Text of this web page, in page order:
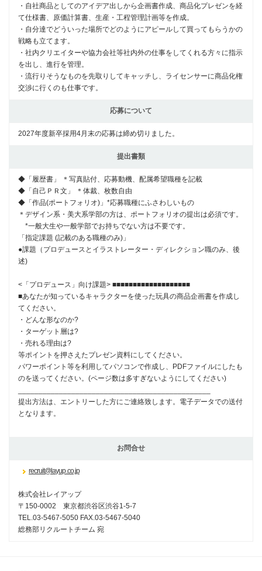
・自社商品としてのアイデア出しから企画書作成、商品化プレゼンを経
て仕様書、原価計算書、生産・工程管理計画等を作成。
・自分達でどういった場所でどのようにアピールして買ってもらうかの
戦略も立てます。
・社内クリエイターや協力会社等社内外の仕事をしてくれる方々に指示
を出し、進行を管理。
・流行りそうなものを先取りしてキャッチし、ライセンサーに商品化権
交渉に行くのも仕事です。
応募について
2027年度新卒採用4月末の応募は締め切りました。
提出書類
◆「履歴書」 ＊写真貼付、応募動機、配属希望職種を記載
◆「自己ＰＲ文」 ＊体裁、枚数自由
◆「作品(ポートフォリオ)」*応募職種にふさわしいもの
＊デザイン系・美大系学部の方は、ポートフォリオの提出は必須です。
*一般大生や一般学部でお持ちでない方は不要です。
「指定課題 (記載のある職種のみ)」
●課題（プロデュースとイラストレーター・ディレクション職のみ、後
述)
<「プロデュース」向け課題> ■■■■■■■■■■■■■■■■■■■
■あなたが知っているキャラクターを使った玩具の商品企画書を作成し
てください。
・どんな形なのか?
・ターゲット層は?
・売れる理由は?
等ポイントを押さえたプレゼン資料にしてください。
パワーポイント等を利用してパソコンで作成し、PDFファイルにしたも
のを送ってください。(ページ数は多すぎないようにしてください)
提出方法は、エントリーした方にご連絡致します。電子データでの送付
となります。
お問合せ
recruit@layup.co.jp
株式会社レイアップ
〒150-0002 東京都渋谷区渋谷1-5-7
TEL.03-5467-5050 FAX.03-5467-5040
総務部リクルートチーム 宛